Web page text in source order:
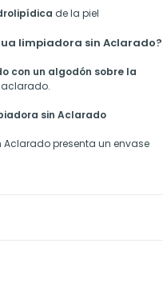
de la piel
limpiadora sin Aclarado?
con un algodón sobre la
aclarado.
sin Aclarado
presenta un envase